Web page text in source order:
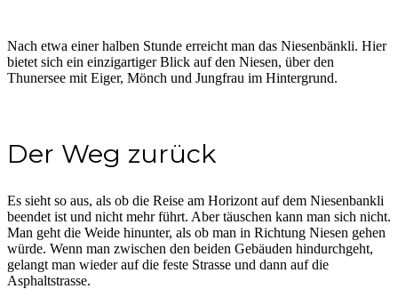
Nach etwa einer halben Stunde erreicht man das Niesenbänkli. Hier
bietet sich ein einzigartiger Blick auf den Niesen, über den
Thunersee mit Eiger, Mönch und Jungfrau im Hintergrund.
Der Weg zurück
Es sieht so aus, als ob die Reise am Horizont auf dem Niesenbankli
beendet ist und nicht mehr führt. Aber täuschen kann man sich nicht.
Man geht die Weide hinunter, als ob man in Richtung Niesen gehen
würde. Wenn man zwischen den beiden Gebäuden hindurchgeht,
gelangt man wieder auf die feste Strasse und dann auf die
Asphaltstrasse.